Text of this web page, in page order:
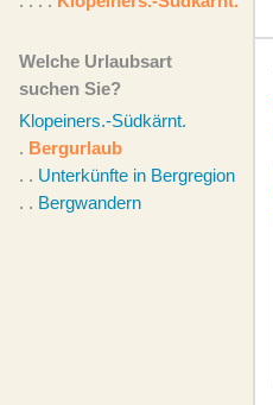
Welche Urlaubsart
suchen Sie?
Klopeiners.-Südkärnt.
. Bergurlaub
. . Unterkünfte in Bergregion
. . Bergwandern